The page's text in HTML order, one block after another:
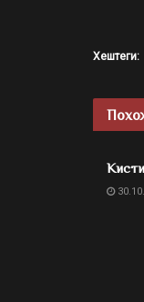
Хештеги: